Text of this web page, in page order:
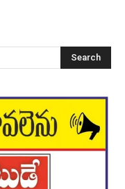
Search